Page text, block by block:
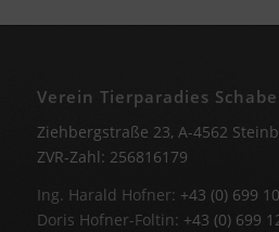
Verein Tierparadies
Ziehbergstraße 23, A-4562
ZVR-Zahl: 256816179
Ing. Harald Hofner: +43 (0) 699
Doris Hofner-Foltin: +43 (0) 699